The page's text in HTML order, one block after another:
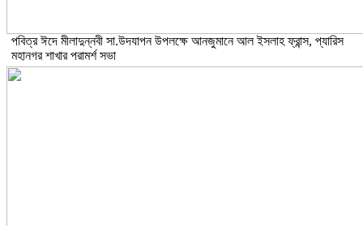
পবিত্র ঈদে মীলাদুন্নবী সা.উদযাপন উপলক্ষে আনজুমানে আল ইসলাহ ফ্রান্স, প্যারিস
মহানগর শাখার পরামর্শ সভা